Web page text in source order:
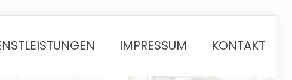
IMPRESSUM KONTAKT